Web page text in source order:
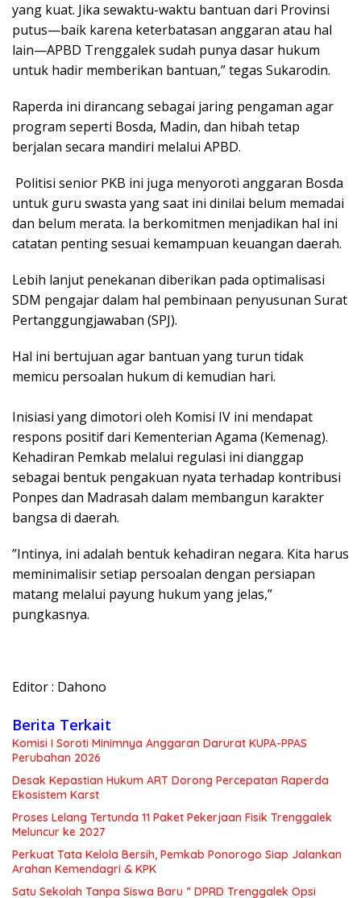
yang kuat. Jika sewaktu-waktu bantuan dari Provinsi
putus—baik karena keterbatasan anggaran atau hal
lain—APBD Trenggalek sudah punya dasar hukum
untuk hadir memberikan bantuan,” tegas Sukarodin.
​Raperda ini dirancang sebagai jaring pengaman agar
program seperti Bosda, Madin, dan hibah tetap
berjalan secara mandiri melalui APBD.
​ Politisi senior PKB ini juga menyoroti anggaran Bosda
untuk guru swasta yang saat ini dinilai belum memadai
dan belum merata. Ia berkomitmen menjadikan hal ini
catatan penting sesuai kemampuan keuangan daerah.
Lebih lanjut penekanan diberikan pada optimalisasi
SDM pengajar dalam hal pembinaan penyusunan Surat
Pertanggungjawaban (SPJ).
Hal ini bertujuan agar bantuan yang turun tidak
memicu persoalan hukum di kemudian hari.
​Inisiasi yang dimotori oleh Komisi IV ini mendapat
respons positif dari Kementerian Agama (Kemenag).
Kehadiran Pemkab melalui regulasi ini dianggap
sebagai bentuk pengakuan nyata terhadap kontribusi
Ponpes dan Madrasah dalam membangun karakter
bangsa di daerah.
​”Intinya, ini adalah bentuk kehadiran negara. Kita harus
meminimalisir setiap persoalan dengan persiapan
matang melalui payung hukum yang jelas,”
pungkasnya.
Editor : Dahono
Berita Terkait
Komisi I Soroti Minimnya Anggaran Darurat KUPA-PPAS
Perubahan 2026
Desak Kepastian Hukum ART Dorong Percepatan Raperda
Ekosistem Karst
Proses Lelang Tertunda 11 Paket Pekerjaan Fisik Trenggalek
Meluncur ke 2027
Perkuat Tata Kelola Bersih, Pemkab Ponorogo Siap Jalankan
Arahan Kemendagri & KPK
Satu Sekolah Tanpa Siswa Baru ” DPRD Trenggalek Opsi